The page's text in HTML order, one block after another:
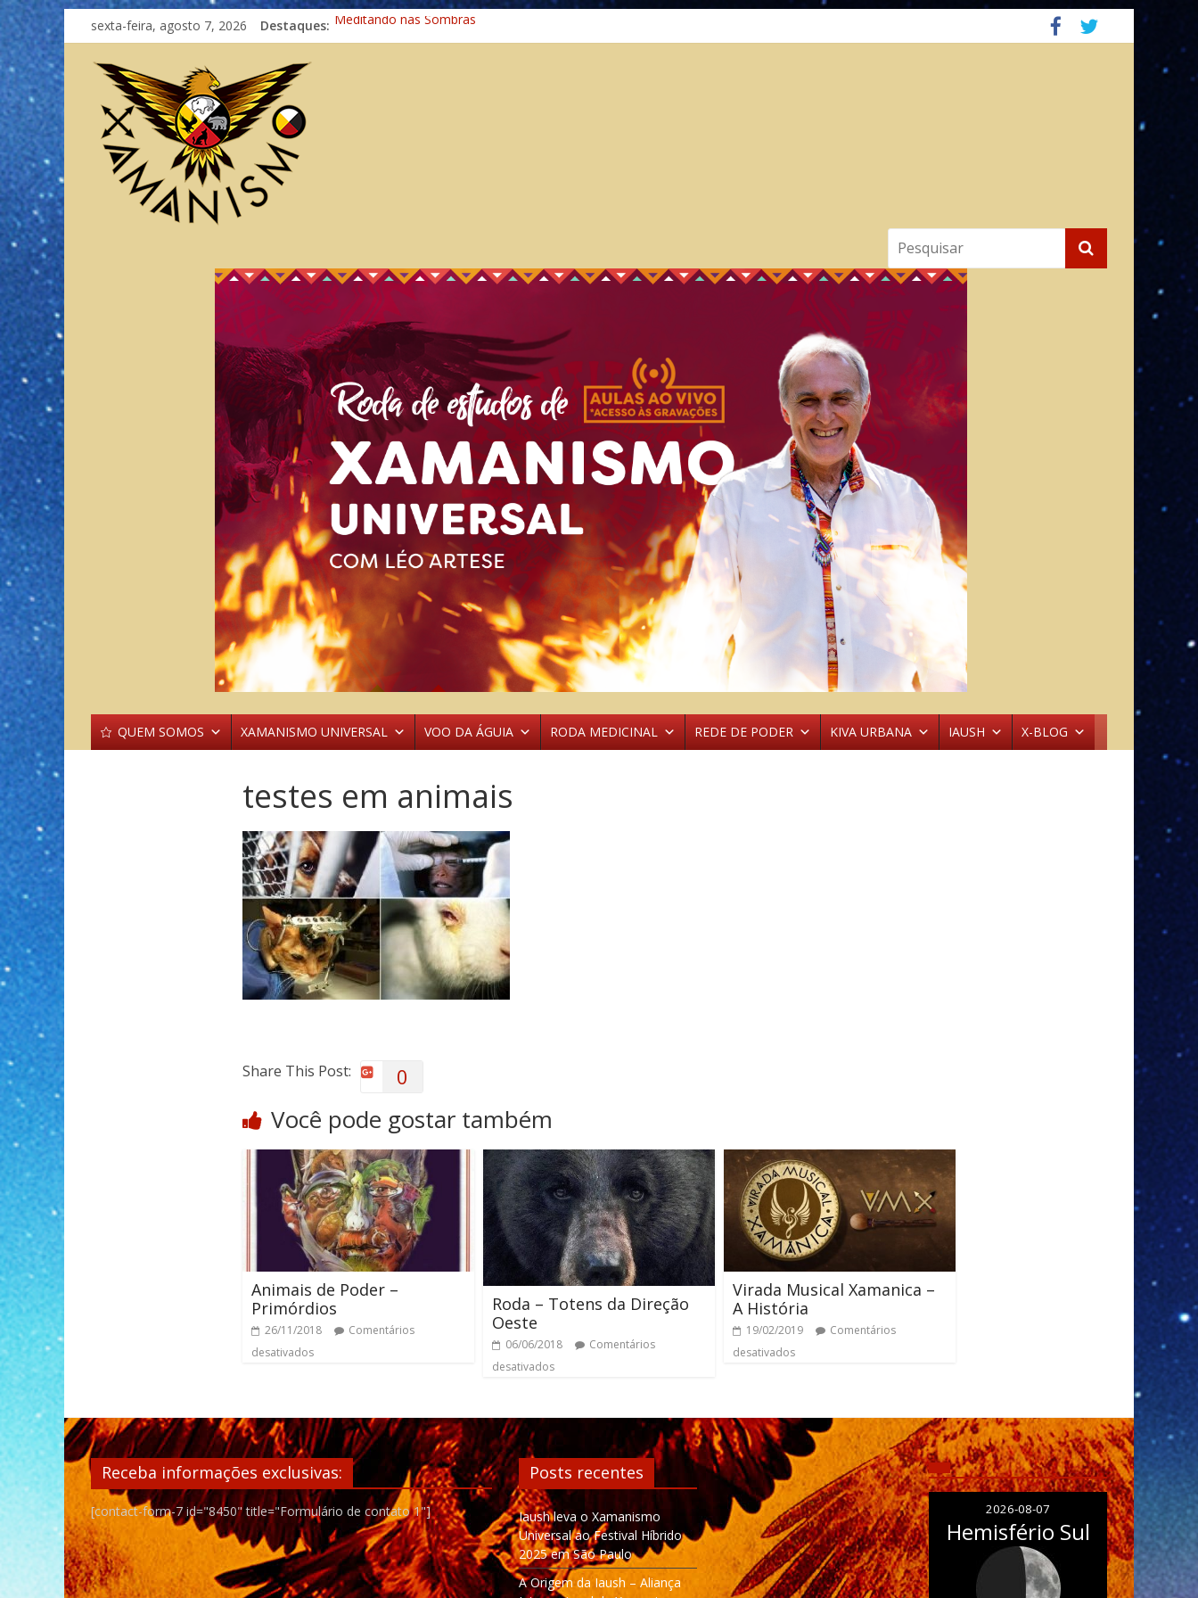
sexta-feira, agosto 7, 2026 Destaques: Meditando nas Sombras
Autosuficiência: A Jornada do Espírito Ancestral
QUEM SOMOS XAMANISMO UNIVERSAL VOO DA ÁGUIA RODA MEDICINAL REDE DE PODER KIVA URBANA IAUSH X-BLOG
testes em animais
Share This Post: 0
Você pode gostar também
Animais de Poder –
Primórdios
26/11/2018
Comentários
desativados
Roda – Totens da Direção
Oeste
06/06/2018
Comentários
desativados
Virada Musical Xamanica –
A História
19/02/2019
Comentários
desativados
Receba informações exclusivas:
[contact-form-7 id="8450" title="Formulário de contato 1"]
Posts recentes
Iaush leva o Xamanismo
Universal ao Festival Híbrido
2025 em São Paulo
A Origem da Iaush – Aliança
2026-08-07
Hemisfério Sul